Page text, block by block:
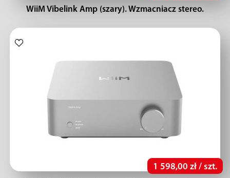
WiiM Vibelink Amp (szary). Wzmacniacz stereo.
1 598,00 zł / szt.